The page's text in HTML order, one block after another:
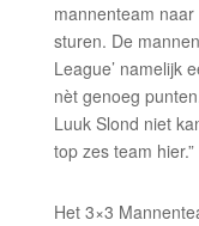
mannenteam
sturen. De
League’ namelijk
nèt genoeg
Luuk Slond niet
top zes team hier.”
Het 3×3